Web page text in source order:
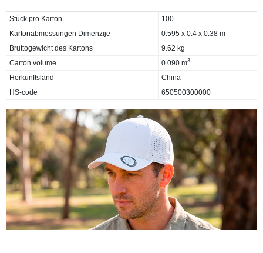
Stück pro Karton
100
Kartonabmessungen Dimenzije
0.595 x 0.4 x 0.38 m
Bruttogewicht des Kartons
9.62 kg
Carton volume
0.090 m3
Herkunftsland
China
HS-code
650500300000